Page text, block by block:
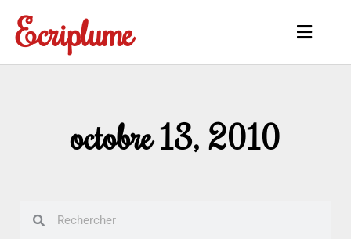
contenu
Ecriplume
Main
octobre 13, 2010